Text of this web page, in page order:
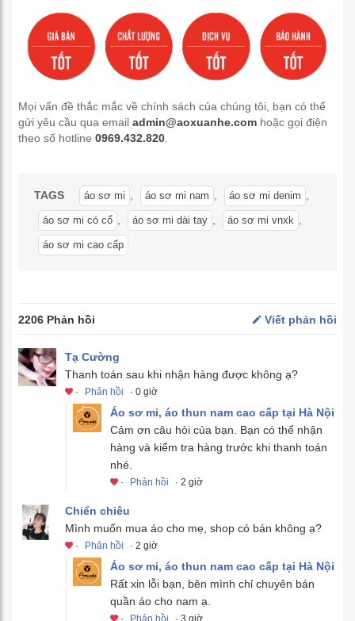
Mọi vấn đề thắc mắc về chính sách của chúng tôi, bạn có thể
gửi yêu cầu qua email admin@aoxuanhe.com hoặc gọi điện
theo số hotline 0969.432.820
TAGS áo sơ mi áo sơ mi nam áo sơ mi denim
áo sơ mi có cổ áo sơ mi dài tay áo sơ mi vnxk
áo sơ mi cao cấp
2206 Phản hồi Viết phản hồi
Tạ Cường
Thanh toán sau khi nhận hàng được không ạ?
· Phản hồi · 0 giờ
Áo sơ mi, áo thun nam cao cấp tại Hà Nội
Cảm ơn câu hỏi của bạn. Bạn có thể nhận
hàng và kiểm tra hàng trước khi thanh toán
nhé.
· Phản hồi · 2 giờ
Chiển chiêu
Mình muốn mua áo cho mẹ, shop có bán không ạ?
· Phản hồi · 2 giờ
Áo sơ mi, áo thun nam cao cấp tại Hà Nội
Rất xin lỗi bạn, bên mình chỉ chuyên bán
quần áo cho nam ạ.
· Phản hồi · 3 giờ